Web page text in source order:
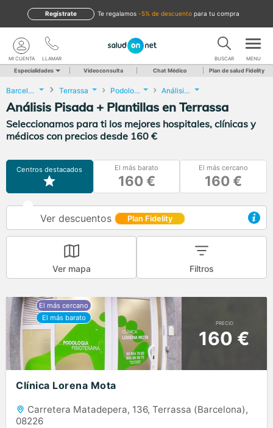
te regalamos -5% de descuento para tu compra
Regístrate
LLAMAR
MI CUENTA BUSCAR MENU
Especialidades Videoconsulta Chat Médico Plan de salud Fidelity
Barcelona Terrassa Podología Análisis Pisada + Plantillas
Análisis Pisada + Plantillas en Terrassa
Seleccionamos para ti los mejores hospitales, clínicas y
médicos con precios desde 160 €
Centros destacados El más barato
160 €
El más cercano
160 €
Ver descuentos Plan Fidelity
Ver mapa Filtros
PRECIO
160 €
Clínica Lorena Mota
Carretera Matadepera, 136, Terrassa (Barcelona),
08226